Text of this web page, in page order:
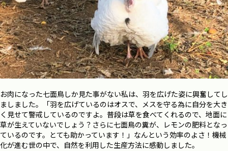
お肉になった七面鳥しか見た事がない私は、羽を広げた姿に興奮してし
ましました。「羽を広げているのはオスで、メスを守る為に自分を大き
く見せて警戒しているのですよ。普段は草を食べてくれるので、地面に
草が生えていないでしょう？さらに七面鳥の糞が、レモンの肥料となっ
ているのです。とても助かっています！」なんという効率のよさ！機械
化が進む世の中で、自然を利用した生産方法に感動しました。